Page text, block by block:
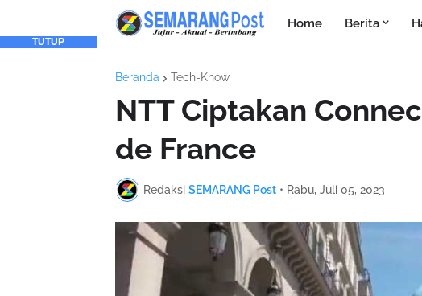
Home Berita
Beranda Tech-Know
NTT Ciptakan
de France
Redaksi SEMARANG Post • Rabu, Juli 05, 2023
TUTUP